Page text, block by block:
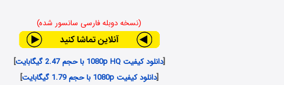
(نسخه دوبله فارسی سانسور شده)
[دانلود کیفیت 1080p HQ با حجم 2.47 گیگابایت
]
[دانلود کیفیت 1080p با حجم 1.79 گیگابایت
]